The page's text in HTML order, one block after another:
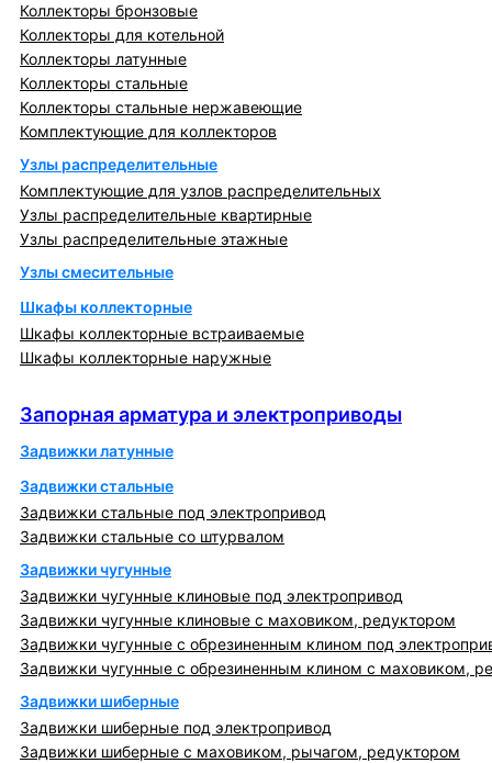
Коллекторы бронзовые
Коллекторы для котельной
Коллекторы латунные
Коллекторы стальные
Коллекторы стальные нержавеющие
Комплектующие для коллекторов
Узлы распределительные
Комплектующие для узлов распределительных
Узлы распределительные квартирные
Узлы распределительные этажные
Узлы смесительные
Шкафы коллекторные
Шкафы коллекторные встраиваемые
Шкафы коллекторные наружные
Запорная арматура и электроприводы
Задвижки латунные
Задвижки стальные
Задвижки стальные под электропривод
Задвижки стальные со штурвалом
Задвижки чугунные
Задвижки чугунные клиновые под электропривод
Задвижки чугунные клиновые с маховиком, редуктором
Задвижки чугунные с обрезиненным клином под
Задвижки чугунные с обрезиненным клином с маховиком,
Задвижки шиберные
Задвижки шиберные под электропривод
Задвижки шиберные с маховиком, рычагом, редуктором